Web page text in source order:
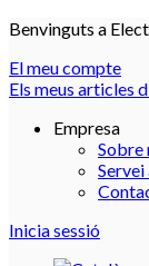
Benvinguts a
El meu compte
Els meus articles
Empresa
Sobre
Inicia sessió